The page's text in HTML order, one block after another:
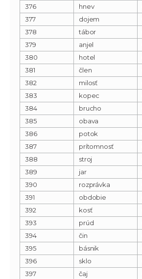
376
hnev
377
dojem
378
tábor
379
anjel
380
hotel
381
člen
382
milosť
383
kopec
384
brucho
385
obava
386
potok
387
prítomnosť
388
stroj
389
jar
390
rozprávka
391
obdobie
392
kosť
393
prúd
394
čin
395
básnik
396
sklo
397
čaj